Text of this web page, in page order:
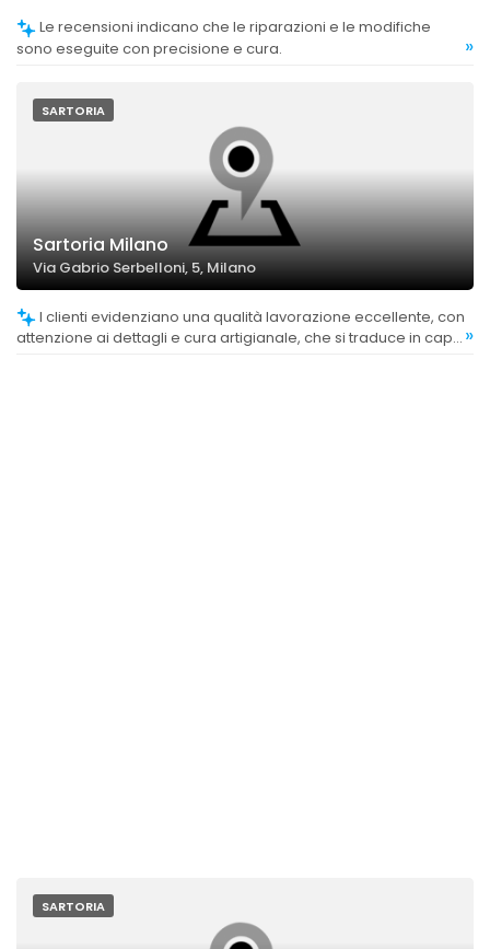
sono eseguite con precisione e cura.
»
SARTORIA
Sartoria Milano
Via Gabrio Serbelloni, 5, Milano
attenzione ai dettagli e cura artigianale, che si traduce in capi »
SARTORIA